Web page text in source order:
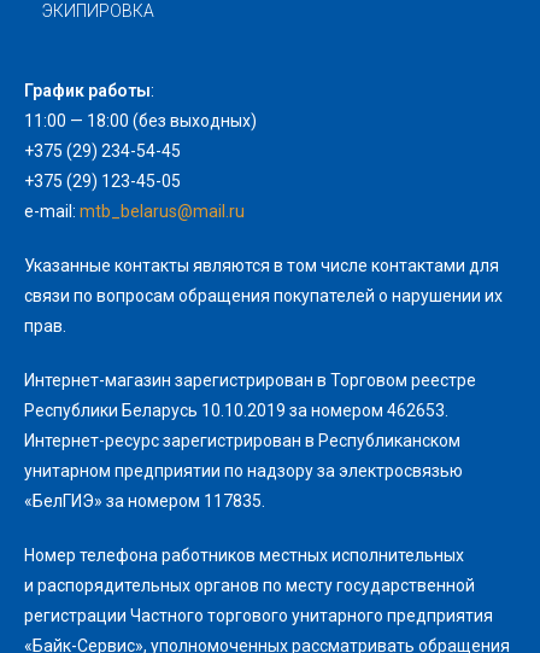
ЭКИПИРОВКА
График работы:
11:00 — 18:00 (без выходных)
+375 (29) 234-54-45
+375 (29) 123-45-05
e-mail: mtb_belarus@mail.ru
Указанные контакты являются в том числе контактами для
связи по вопросам обращения покупателей о нарушении их
прав.
Интернет-магазин зарегистрирован в Торговом реестре
Республики Беларусь 10.10.2019 за номером 462653.
Интернет-ресурс зарегистрирован в Республиканском
унитарном предприятии по надзору за электросвязью
«БелГИЭ» за номером 117835.
Номер телефона работников местных исполнительных
и распорядительных органов по месту государственной
регистрации Частного торгового унитарного предприятия
«Байк-Сервис», уполномоченных рассматривать обращения